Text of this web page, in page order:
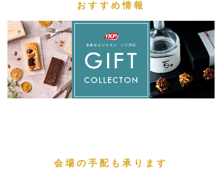
おすすめ情報
会場の手配も承ります